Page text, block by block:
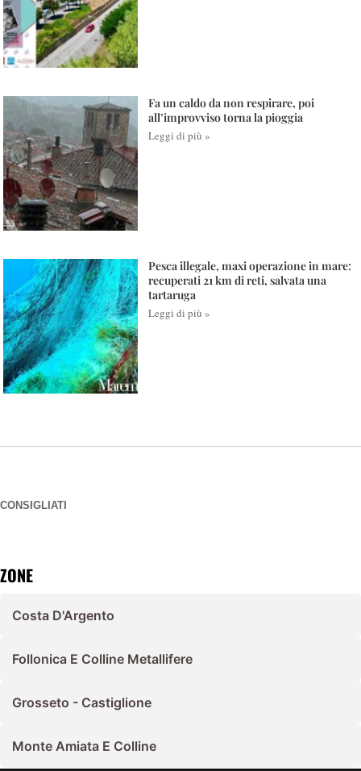
Fa un caldo da non respirare, poi
all’improvviso torna la pioggia
Leggi di più »
Pesca illegale, maxi operazione in mare:
recuperati 21 km di reti, salvata una
tartaruga
Leggi di più »
CONSIGLIATI
ZONE
Costa D'Argento
Follonica E Colline Metallifere
Grosseto - Castiglione
Monte Amiata E Colline